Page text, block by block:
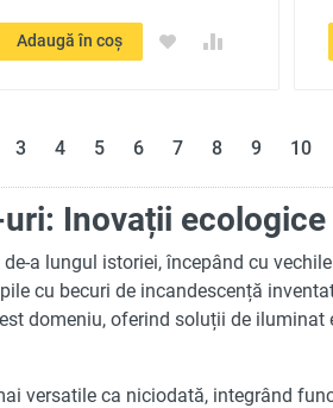
Adaugă în coș
3 4 5 6 7 8 9 10
uri: Inovații
a lungul istoriei, începând cu
cu becuri de incandescență
domeniu, oferind soluții de
versatile ca niciodată, integrând